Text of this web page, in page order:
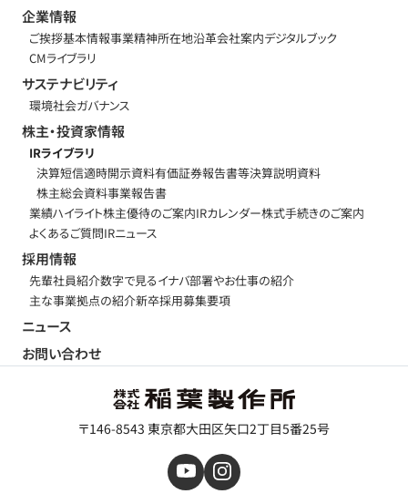
〒146-8543 東京都大田区矢口2丁目5番25号
企業情報
ご挨拶基本情報事業精神所在地沿革会社案内デジタルブック
CMライブラリ
サステナビリティ
環境社会ガバナンス
株主・投資家情報
IRライブラリ
決算短信適時開示資料有価証券報告書等決算説明資料
株主総会資料事業報告書
業績ハイライト株主優待のご案内IRカレンダー株式手続きのご案内
よくあるご質問IRニュース
採用情報
先輩社員紹介数字で見るイナバ部署やお仕事の紹介
主な事業拠点の紹介新卒採用募集要項
ニュース
お問い合わせ